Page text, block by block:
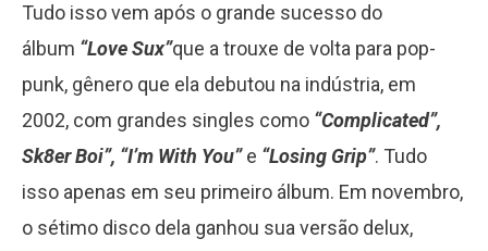
Tudo isso vem após o grande sucesso do
álbum “Love Sux”que a trouxe de volta para pop-
punk, gênero que ela debutou na indústria, em
2002, com grandes singles como “Complicated”,
Sk8er Boi”, “I’m With You”e “Losing Grip”. Tudo
isso apenas em seu primeiro álbum. Em novembro,
o sétimo disco dela ganhou sua versão delux,